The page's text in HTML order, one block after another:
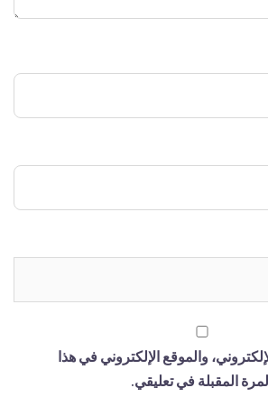
والموقع الإلكتروني في هذا
المقبلة في تعليقي.